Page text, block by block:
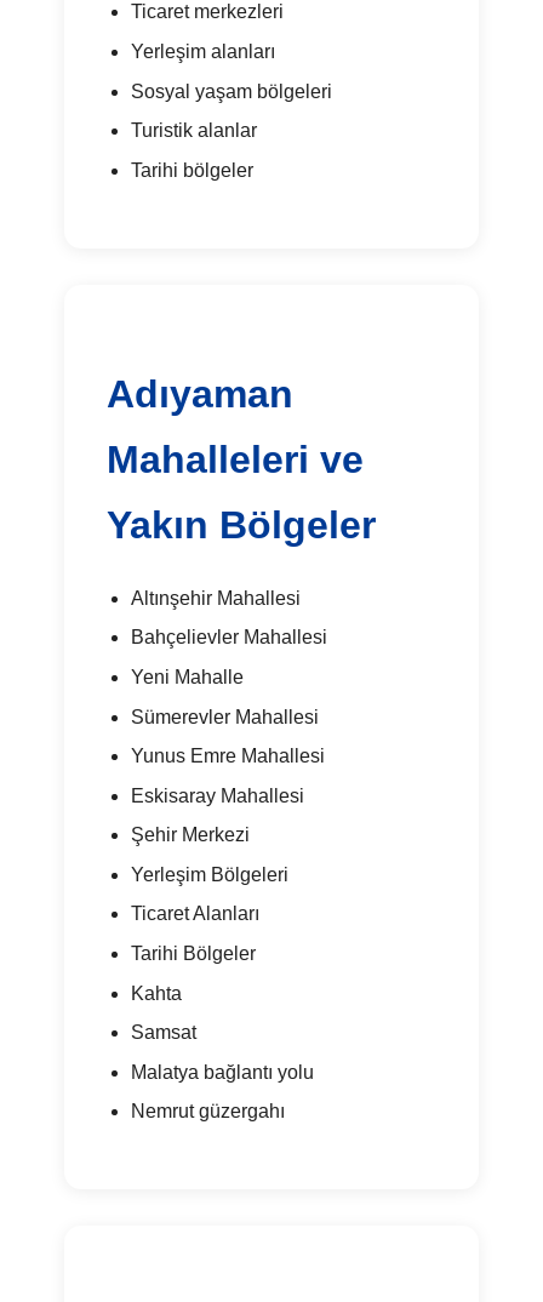
Ticaret merkezleri
Yerleşim alanları
Sosyal yaşam bölgeleri
Turistik alanlar
Tarihi bölgeler
Adıyaman
Mahalleleri ve
Yakın Bölgeler
Altınşehir Mahallesi
Bahçelievler Mahallesi
Yeni Mahalle
Sümerevler Mahallesi
Yunus Emre Mahallesi
Eskisaray Mahallesi
Şehir Merkezi
Yerleşim Bölgeleri
Ticaret Alanları
Tarihi Bölgeler
Kahta
Samsat
Malatya bağlantı yolu
Nemrut güzergahı